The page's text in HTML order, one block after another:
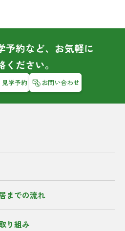
予約など、お気軽に
ください。
見学予約 お問い合わせ
までの流れ
り組み